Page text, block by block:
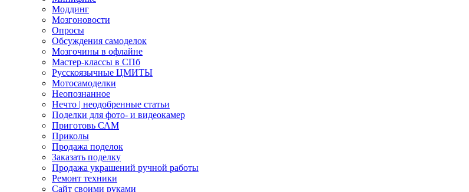
Моддинг
Мозгоновости
Опросы
Обсуждения самоделок
Мозгочины в офлайне
Мастер-классы в СПб
Русскоязычные ЦМИТЫ
Мотосамоделки
Неопознанное
Нечто | неодобренные статьи
Поделки для фото- и видеокамер
Приготовь САМ
Приколы
Продажа поделок
Заказать поделку
Продажа украшений ручной работы
Ремонт техники
Сайт своими руками